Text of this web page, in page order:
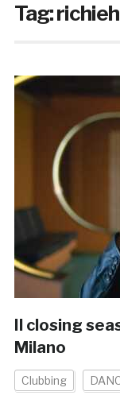
Tag:
Il closing
Milano
Clubbing